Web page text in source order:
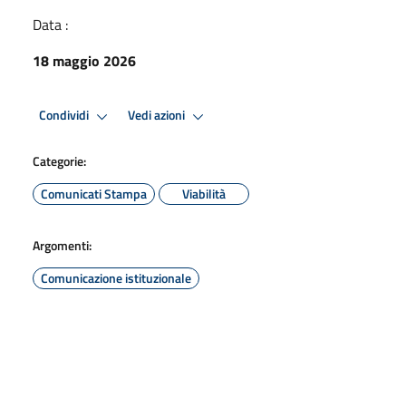
Data :
18 maggio 2026
Condividi Vedi azioni
Categorie:
Comunicati Stampa
Viabilità
Argomenti:
Comunicazione istituzionale